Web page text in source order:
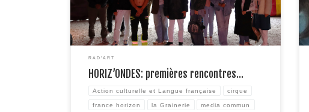
s’initier au trapèze Grand Volant, puis […]
RAD'ART
HORIZ’ONDES: premières rencontres…
Action culturelle et Langue française cirque
france horizon la Grainerie media commun